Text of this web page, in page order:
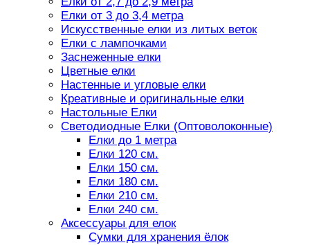
Елки от 3 до 3,4 метра
Искусственные елки из литых веток
Елки с лампочками
Заснеженные елки
Цветные елки
Настенные и угловые елки
Креативные и оригинальные елки
Настольные Елки
Светодиодные Елки (Оптоволоконные)
Елки до 1 метра
Елки 120 см.
Елки 150 см.
Елки 180 см.
Елки 210 см.
Елки 240 см.
Аксессуары для елок
Сумки для хранения ёлок